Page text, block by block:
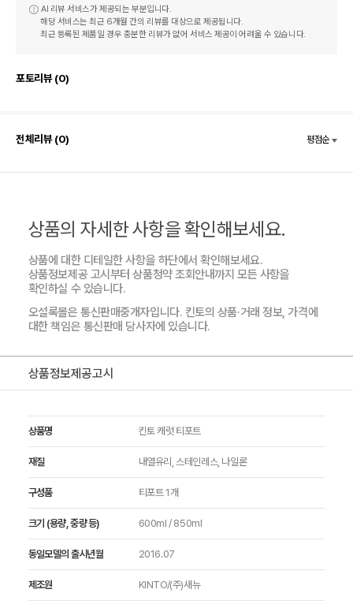
AI 리뷰 서비스가 제공되는 부분입니다.
해당 서비스는 최근 6개월 간의 리뷰를 대상으로 제공됩니다.
최근 등록된 제품일 경우 충분한 리뷰가 없어 서비스 제공이 어려울 수 있습니다.
포토리뷰 (0)
전체리뷰 (0) 평점순
상품의 자세한 사항을 확인해보세요.
상품에 대한 디테일한 사항을 하단에서 확인해보세요.
상품정보제공 고시부터 상품청약 조회안내까지 모든 사항을
확인하실 수 있습니다.
오설록몰은 통신판매중개자입니다. 킨토의 상품·거래 정보, 가격에
대한 책임은 통신판매 당사자에 있습니다.
상품정보제공고시
상품명 킨토 캐럿 티포트
재질 내열유리, 스테인레스, 나일론
구성품 티포트 1개
크기 (용량, 중량 등) 600ml / 850ml
동일모델의 출시년월 2016.07
제조원 KINTO/(주)새뉴